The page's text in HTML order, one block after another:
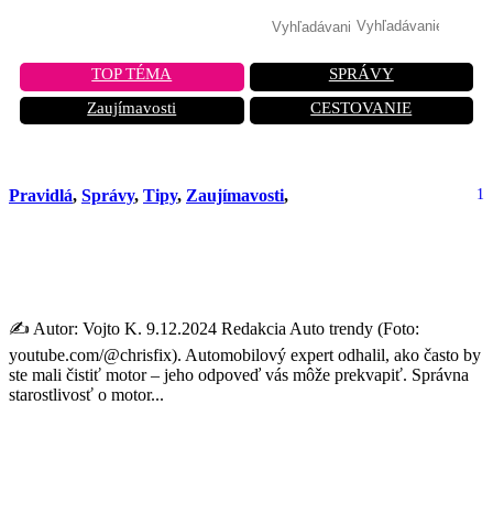
TOP TÉMA
SPRÁVY
Zaujímavosti
CESTOVANIE
Pravidlá, Správy, Tipy, Zaujímavosti, 1
✍️ Autor: Vojto K. 9.12.2024 Redakcia Auto trendy (Foto:
youtube.com/@chrisfix). Automobilový expert odhalil, ako často by
ste mali čistiť motor – jeho odpoveď vás môže prekvapiť. Správna
starostlivosť o motor...